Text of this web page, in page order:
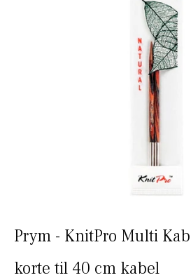
Prym - KnitPro Multi
korte til 40 cm kabel